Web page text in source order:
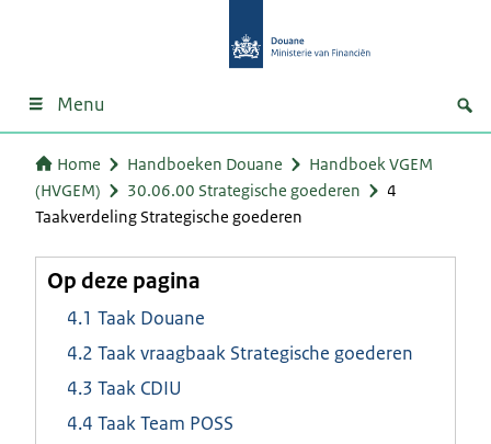
Menu
Home Handboeken Douane
Handboek VGEM
(HVGEM)
30.06.00 Strategische goederen
4
Taakverdeling Strategische goederen
Op deze pagina
4.1 Taak Douane
4.2 Taak vraagbaak Strategische goederen
4.3 Taak CDIU
4.4 Taak Team POSS